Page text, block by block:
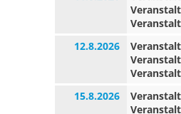
12.8.2026
15.8.2026